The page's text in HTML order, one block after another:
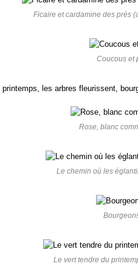
Ficaire et cardamine des prés
Coucous et
printemps, les arbres fleurissent,
Rose, blanc
Le chemin où les
Le vert tendre du